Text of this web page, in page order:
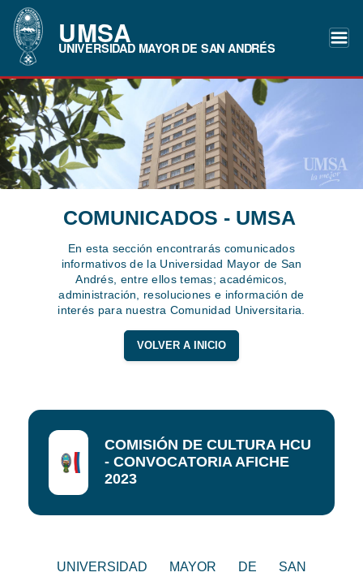
UMSA
UNIVERSIDAD MAYOR DE SAN ANDRÉS
COMUNICADOS - UMSA
En esta sección encontrarás comunicados
informativos de la Universidad Mayor de San
Andrés, entre ellos temas; académicos,
administración, resoluciones e información de
interés para nuestra Comunidad Universitaria.
VOLVER A INICIO
COMISIÓN DE CULTURA HCU
- CONVOCATORIA AFICHE
2023
UNIVERSIDAD MAYOR DE SAN